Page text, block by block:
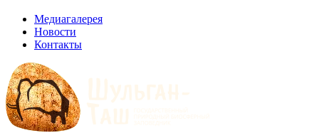
Медиагалерея
Новости
Контакты